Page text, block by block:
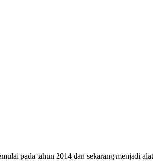
pada tahun 2014 dan sekarang menjadi